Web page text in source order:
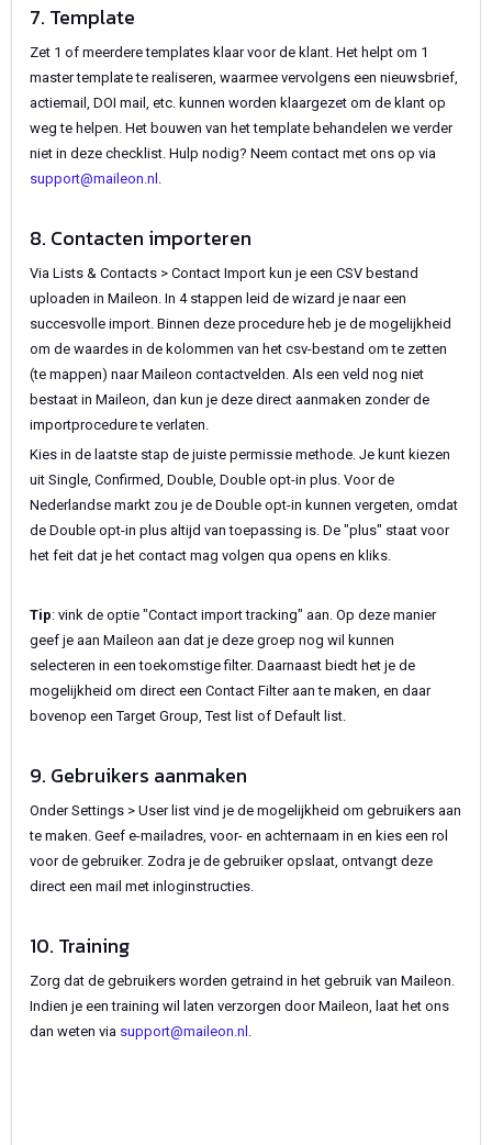
7. Template
Zet 1 of meerdere templates klaar voor de klant. Het helpt om 1
master template te realiseren, waarmee vervolgens een nieuwsbrief,
actiemail, DOI mail, etc. kunnen worden klaargezet om de klant op
weg te helpen. Het bouwen van het template behandelen we verder
niet in deze checklist. Hulp nodig? Neem contact met ons op via
support@maileon.nl
8. Contacten importeren
Via Lists & Contacts > Contact Import kun je een CSV bestand
uploaden in Maileon. In 4 stappen leid de wizard je naar een
succesvolle import. Binnen deze procedure heb je de mogelijkheid
om de waardes in de kolommen van het csv-bestand om te zetten
(te mappen) naar Maileon contactvelden. Als een veld nog niet
bestaat in Maileon, dan kun je deze direct aanmaken zonder de
importprocedure te verlaten.
Kies in de laatste stap de juiste permissie methode. Je kunt kiezen
uit Single, Confirmed, Double, Double opt-in plus. Voor de
Nederlandse markt zou je de Double opt-in kunnen vergeten, omdat
de Double opt-in plus altijd van toepassing is. De "plus" staat voor
het feit dat je het contact mag volgen qua opens en kliks.
Tip: vink de optie "Contact import tracking" aan. Op deze manier
geef je aan Maileon aan dat je deze groep nog wil kunnen
selecteren in een toekomstige filter. Daarnaast biedt het je de
mogelijkheid om direct een Contact Filter aan te maken, en daar
bovenop een Target Group, Test list of Default list.
9. Gebruikers aanmaken
Onder Settings > User list vind je de mogelijkheid om gebruikers aan
te maken. Geef e-mailadres, voor- en achternaam in en kies een rol
voor de gebruiker. Zodra je de gebruiker opslaat, ontvangt deze
direct een mail met inloginstructies.
10. Training
Zorg dat de gebruikers worden getraind in het gebruik van Maileon.
Indien je een training wil laten verzorgen door Maileon, laat het ons
dan weten via support@maileon.nl